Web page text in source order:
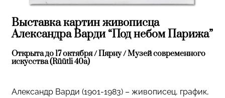
Выставка картин живописца
Александра Варди “Под небом Парижа”
Открыта до 17 октября / Пярну / Музей современного
искусства (Rüütli 40a)
Александр Варди (1901-1983) – живописец, график,